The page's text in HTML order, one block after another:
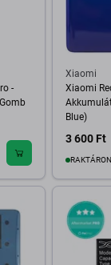
-
Xiaomi
Xiaomi
Blue)
3 600 Ft